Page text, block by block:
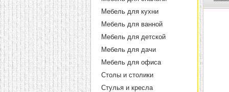
Мебель для кухни
Мебель для ванной
Мебель для детской
Мебель для дачи
Мебель для офиса
Столы и столики
Стулья и кресла